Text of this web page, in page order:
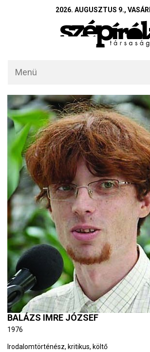
2026. AUGUSZTUS 9.,
Menü
BALÁZS IMRE JÓZSEF
1976
Irodalomtörténész, kritikus, költő